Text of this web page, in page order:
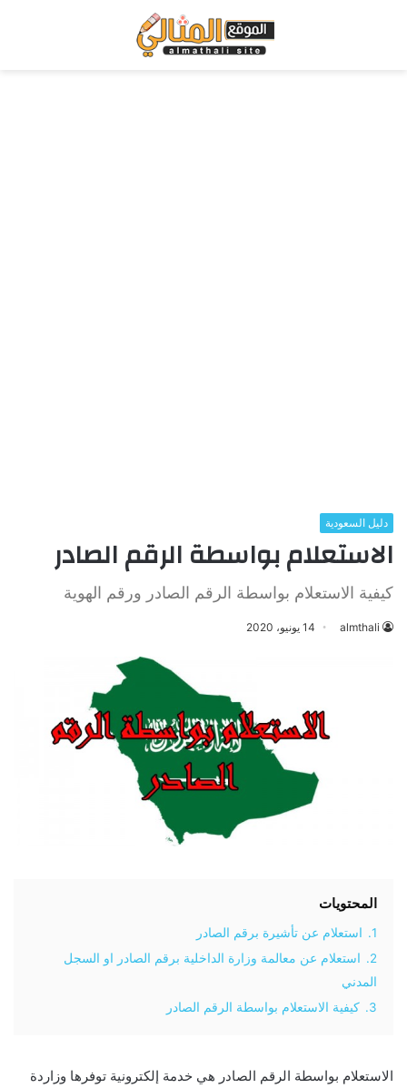
دليل السعودية
الاستعلام بواسطة الرقم الصادر
كيفية الاستعلام بواسطة الرقم الصادر ورقم الهوية
almthali 14 يونيو، 2020
المحتويات
1.
استعلام عن تأشيرة برقم الصادر
2.
استعلام عن معالمة وزارة الداخلية برقم الصادر او السجل
المدني
3.
كيفية الاستعلام بواسطة الرقم الصادر
الاستعلام بواسطة الرقم الصادر هي خدمة إلكترونية توفرها وزاردة